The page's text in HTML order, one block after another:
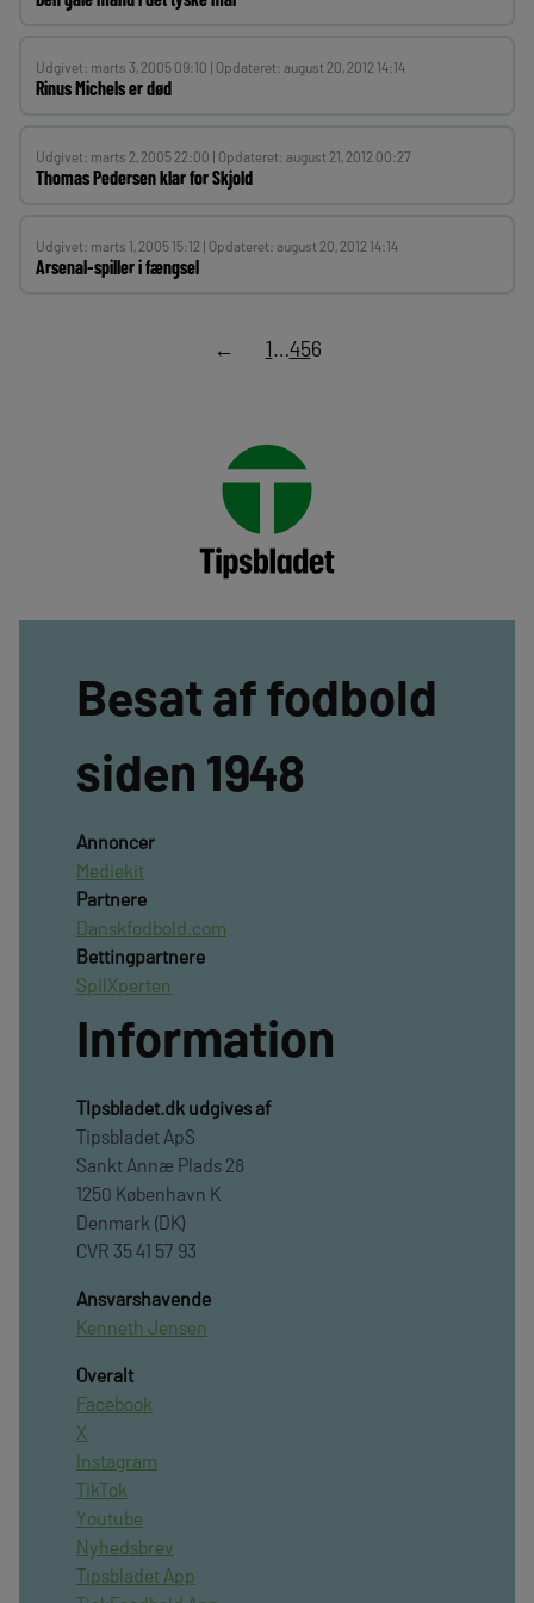
Udgivet: marts 3, 2005 09:10 | Opdateret: august 20, 2012 14:14
Rinus Michels er død
Udgivet: marts 2, 2005 22:00 | Opdateret: august 21, 2012 00:27
Thomas Pedersen klar for Skjold
Udgivet: marts 1, 2005 15:12 | Opdateret: august 20, 2012 14:14
Arsenal-spiller i fængsel
← 1…456
Besat af fodbold
siden 1948
Annoncer
Mediekit
Partnere
Danskfodbold.com
Bettingpartnere
SpilXperten
Information
TIpsbladet.dk udgives af
Tipsbladet ApS
Sankt Annæ Plads 28
1250 København K
Denmark (DK)
CVR 35 41 57 93
Ansvarshavende
Kenneth Jensen
Overalt
Facebook
X
Instagram
TikTok
Youtube
Nyhedsbrev
Tipsbladet App